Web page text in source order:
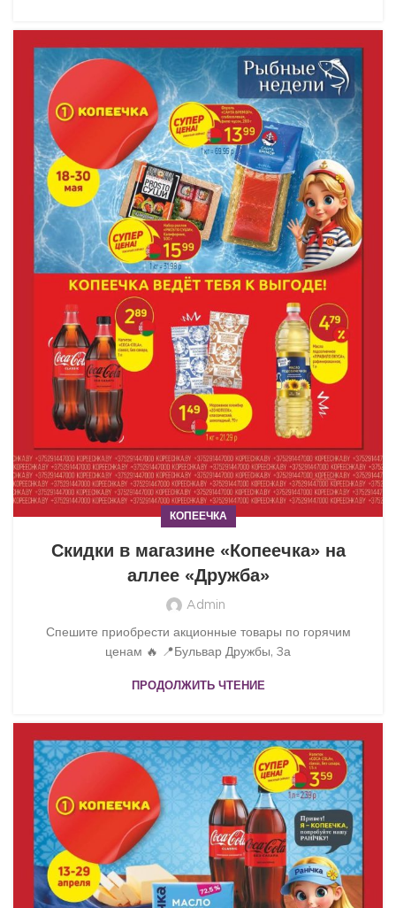
КОПЕЕЧКА
Скидки в магазине «Копеечка» на
аллее «Дружба»
Admin
Спешите приобрести акционные товары по горячим
ценам 🔥 📍Бульвар Дружбы, 3а
ПРОДОЛЖИТЬ ЧТЕНИЕ